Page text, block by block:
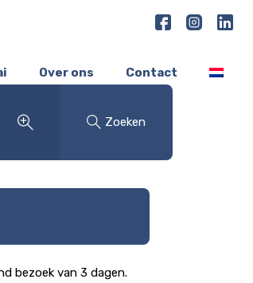
Over ons Contact
Zoeken
bezoek van 3 dagen.